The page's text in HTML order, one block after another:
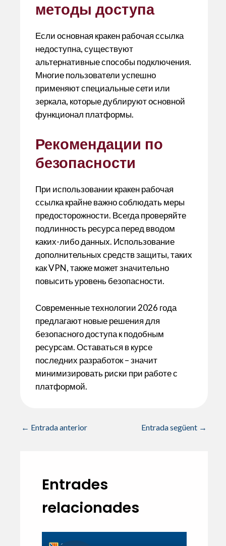
методы доступа
Если основная кракен рабочая ссылка
недоступна, существуют
альтернативные способы подключения.
Многие пользователи успешно
применяют специальные сети или
зеркала, которые дублируют основной
функционал платформы.
Рекомендации по
безопасности
При использовании кракен рабочая
ссылка крайне важно соблюдать меры
предосторожности. Всегда проверяйте
подлинность ресурса перед вводом
каких-либо данных. Использование
дополнительных средств защиты, таких
как VPN, также может значительно
повысить уровень безопасности.
Современные технологии 2026 года
предлагают новые решения для
безопасного доступа к подобным
ресурсам. Оставаться в курсе
последних разработок – значит
минимизировать риски при работе с
платформой.
← Entrada anterior Entrada següent →
Entrades
relacionades